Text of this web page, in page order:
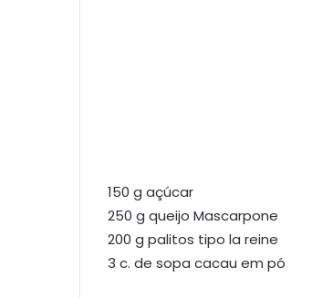
150 g açúcar
250 g queijo Mascarpone
200 g palitos tipo la reine
3 c. de sopa cacau em pó